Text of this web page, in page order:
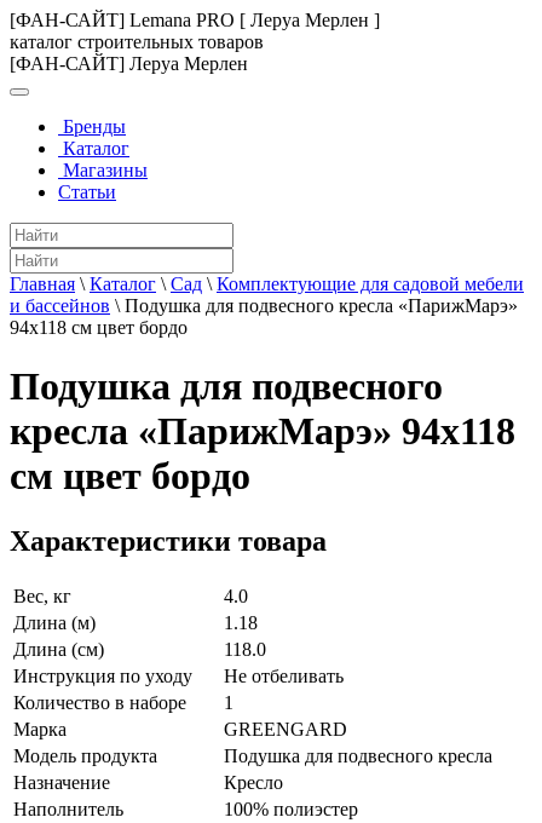
[ФАН-САЙТ] Lemana PRO [ Леруа Мерлен ]
каталог строительных товаров
[ФАН-САЙТ] Леруа Мерлен
Бренды
Каталог
Магазины
Статьи
Главная \ Каталог \ Сад \ Комплектующие для садовой мебели
и бассейнов \ Подушка для подвесного кресла «ПарижМарэ»
94x118 см цвет бордо
Подушка для подвесного
кресла «ПарижМарэ» 94x118
см цвет бордо
Характеристики товара
Вес, кг
4.0
Длина (м)
1.18
Длина (см)
118.0
Инструкция по уходу
Не отбеливать
Количество в наборе
1
Марка
GREENGARD
Модель продукта
Подушка для подвесного кресла
Назначение
Кресло
Наполнитель
100% полиэстер